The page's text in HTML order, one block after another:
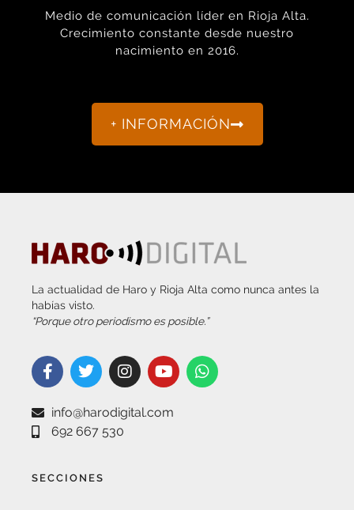
Medio de comunicación líder en Rioja Alta.
Crecimiento constante desde nuestro
nacimiento en 2016.
+ INFORMACIÓN
La actualidad de Haro y Rioja Alta como nunca antes la
habías visto.
“Porque otro periodismo es posible.”
info@harodigital.com
692 667 530
SECCIONES